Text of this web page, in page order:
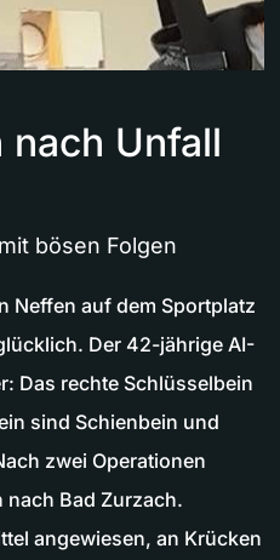
nach Unfall
bösen Folgen
Neffen auf dem Sportplatz
Der 42-jährige AI-
Das rechte Schlüsselbein
sind Schienbein und
zwei Operationen
nach Bad Zurzach.
angewiesen, an Krücken